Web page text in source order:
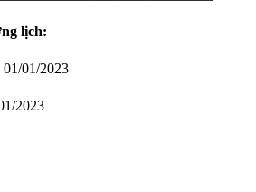
lịch:
01/2023
2023